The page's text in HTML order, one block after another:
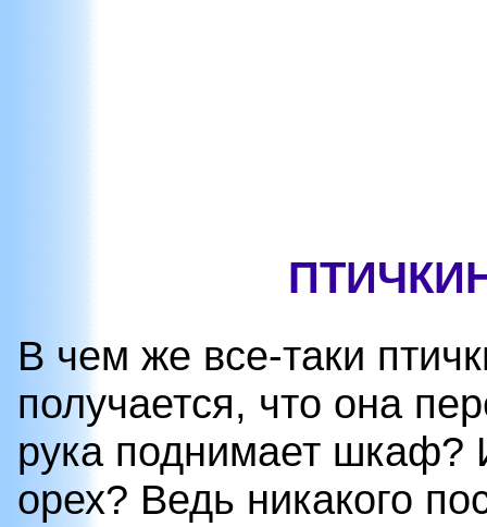
В чем же все-таки
получается, что она
рука поднимает шкаф?
орех? Ведь никакого